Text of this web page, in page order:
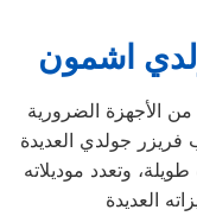
اشمون
الأجهزة الضرورية
وتعدد موديلاته